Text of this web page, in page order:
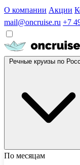
О компании Акции
mail@oncruise.ru +7
По месяцам